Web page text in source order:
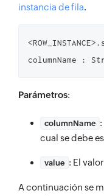
instancia de fila.
columnName :
Parámetros:
columnName
cual se debe
value : El
A continuación se